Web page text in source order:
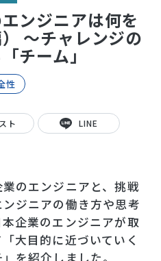
ンジニアは何を
～チャレンジの
チーム」
性
ト LINE
のエンジニアと、挑戦
ジニアの働き方や思考
企業のエンジニアが取
大目的に近づいていく